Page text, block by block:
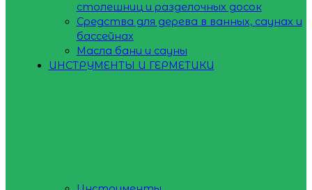
столешниц и разделочных досок
Средства для дерева в ванных, саунах и
бассейнах
Масла бани и сауны
ИНСТРУМЕНТЫ И ГЕРМЕТИКИ